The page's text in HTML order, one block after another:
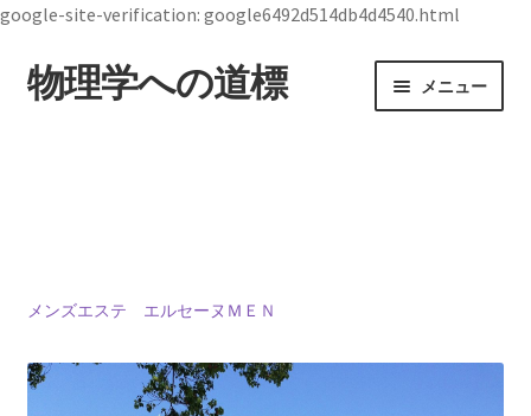
google-site-verification: google6492d514db4d4540.html
ナ
ビ
ス
ッ
コ
ン
ッ
物理学への道標 メニュー
【1928年7月28日 ～1990年10月1日】— 量子世界
の常識を問い直した理論物理学者 —
メンズエステ エルセーヌＭＥＮ